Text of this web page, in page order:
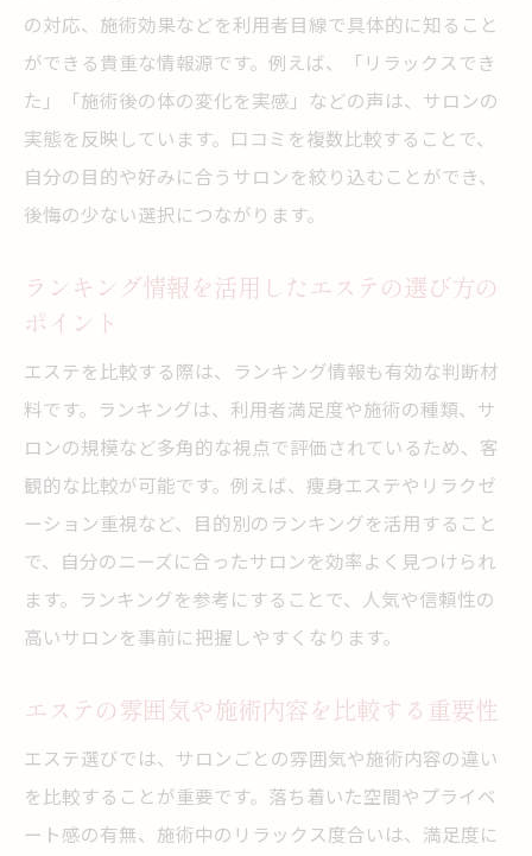
エステの効果や実感度で比較すべきポイン
ト
痩身エステおすすめ情報の活用と注意点
料金や施術内容でエステを比較するコツ
大手サロンと個人店のエステ比較ポイント
エステ比較で重視したい安全性と信頼性
エステとジムの特徴を比較して選び方を理
解
リラクゼーションや美容効果の違いを比較
エステとジムの費用や継続しやすさを検証
エステの痩身と運動の両立メリットを知る
痩身エステの実感できる効果と比較のコツ
痩身エステの効果や満足度を比較して選ぶ
痩身エステは本当に意味ないのか実態を解
説
の対応、施術効果などを利用者目線で具体的に知ること
ができる貴重な情報源です。例えば、「リラックスでき
た」「施術後の体の変化を実感」などの声は、サロンの
実態を反映しています。口コミを複数比較することで、
自分の目的や好みに合うサロンを絞り込むことができ、
後悔の少ない選択につながります。
ランキング情報を活用したエステの選び方の
ポイント
エステを比較する際は、ランキング情報も有効な判断材
料です。ランキングは、利用者満足度や施術の種類、サ
ロンの規模など多角的な視点で評価されているため、客
観的な比較が可能です。例えば、痩身エステやリラクゼ
ーション重視など、目的別のランキングを活用すること
で、自分のニーズに合ったサロンを効率よく見つけられ
ます。ランキングを参考にすることで、人気や信頼性の
高いサロンを事前に把握しやすくなります。
エステの雰囲気や施術内容を比較する重要性
エステ選びでは、サロンごとの雰囲気や施術内容の違い
を比較することが重要です。落ち着いた空間やプライベ
ート感の有無、施術中のリラックス度合いは、満足度に